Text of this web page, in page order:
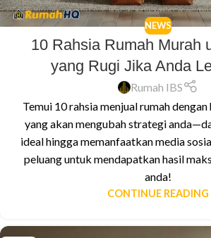
NEWS
10 Rahsia Rumah Murah
yang Rugi Jika Anda
Rumah IBS
Temui 10 rahsia menjual rumah
yang akan mengubah strategi
ideal hingga memanfaatkan media
peluang untuk mendapatkan hasil
anda!
CONTINUE READING